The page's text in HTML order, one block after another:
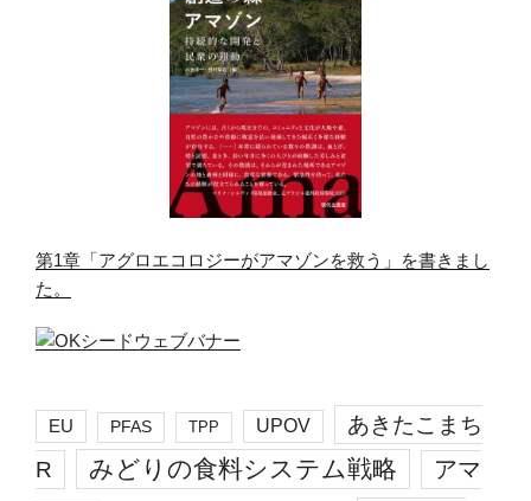
第1章「アグロエコロジーがアマゾンを救う」を書きまし
た。
EU PFAS TPP UPOV
あきたこまち
R
みどりの食料システム戦略 アマ